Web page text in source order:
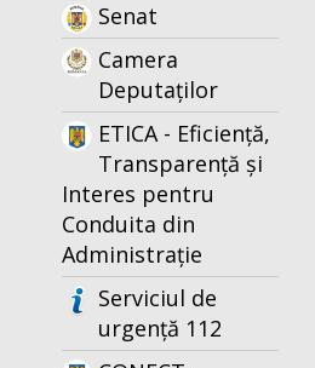
Senat
Camera
Deputaților
ETICA - Eficiență,
Transparență și
Interes pentru
Conduita din
Administrație
Serviciul de
urgență 112